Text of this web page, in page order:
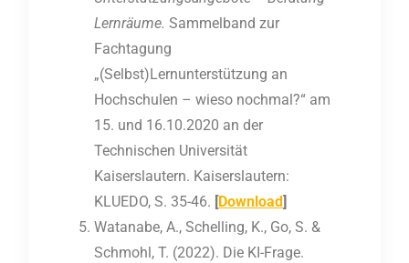
Lernräume. Sammelband zur
Fachtagung
„(Selbst)Lernunterstützung an
Hochschulen – wieso nochmal?“ am
15. und 16.10.2020 an der
Technischen Universität
Kaiserslautern. Kaiserslautern:
KLUEDO, S. 35-46. [Download]
Watanabe, A., Schelling, K., Go, S. &
Schmohl, T. (2022). Die KI-Frage.